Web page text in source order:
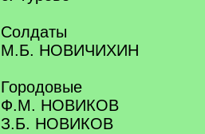
Солдаты
М.Б. НОВИЧИХИН
Городовые
Ф.М. НОВИКОВ
З.Б. НОВИКОВ